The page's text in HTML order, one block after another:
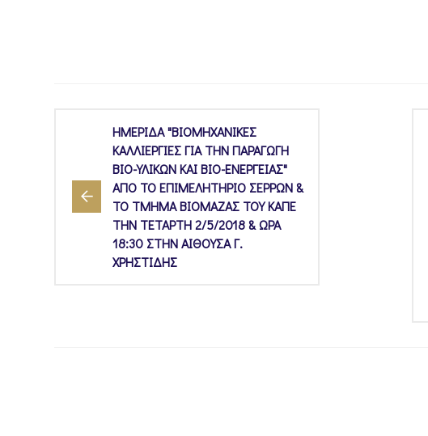
ΗΜΕΡΙΔΑ "ΒΙΟΜΗΧΑΝΙΚΕΣ
ΚΑΛΛΙΕΡΓΙΕΣ ΓΙΑ ΤΗΝ ΠΑΡΑΓΩΓΗ
ΒΙΟ-ΥΛΙΚΩΝ ΚΑΙ ΒΙΟ-ΕΝΕΡΓΕΙΑΣ"
ΑΠΟ ΤΟ ΕΠΙΜΕΛΗΤΗΡΙΟ ΣΕΡΡΩΝ &
ΤΟ ΤΜΗΜΑ ΒΙΟΜΑΖΑΣ ΤΟΥ ΚΑΠΕ
ΤΗΝ ΤΕΤΑΡΤΗ 2/5/2018 & ΩΡΑ
18:30 ΣΤΗΝ ΑΙΘΟΥΣΑ Γ.
ΧΡΗΣΤΙΔΗΣ